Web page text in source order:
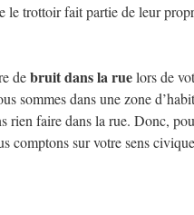
le trottoir fait partie de leur
debruit dans la ruelors de
sommes dans une zone
faire dans la rue. Donc,
comptons sur votre sens